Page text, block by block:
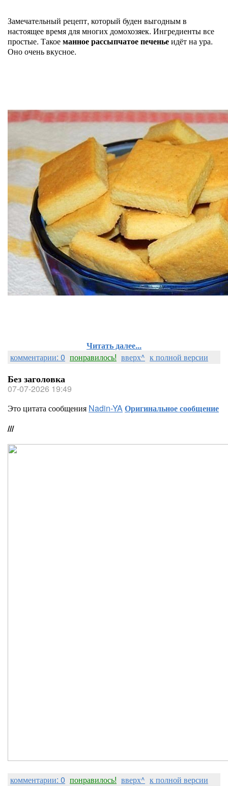
Замечательный рецепт, который буден выгодным в
настоящее время для многих домохозяек. Ингредиенты все
простые. Такоеманное рассыпчатое печеньеидёт на ура.
Оно очень вкусное.
Читать далее...
комментарии: 0 понравилось! вверх^ к полной версии
Без заголовка
07-07-2026 19:49
Это цитата сообщения Nadin-YAОригинальное сообщение
///
комментарии: 0 понравилось! вверх^ к полной версии